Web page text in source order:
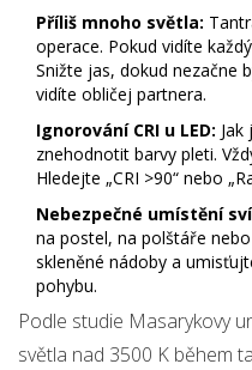
Příliš mnoho světla:
operace. Pokud vidíte
Snižte jas, dokud nezačne
vidíte obličej partnera.
Ignorování CRI u LED:
znehodnotit barvy pleti.
Hledejte „CRI >90“ nebo
Nebezpečné umístění
na postel, na polštáře
skleněné nádoby a
pohybu.
Podle studie Masarykovy
světla nad 3500 K během